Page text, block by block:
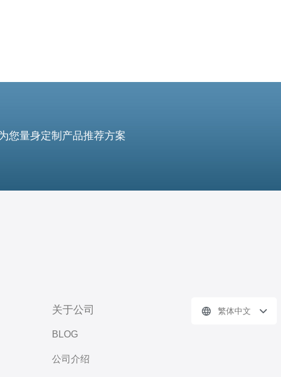
您量身定制产品推荐方案
关于公司
BLOG
公司介绍
繁体中文